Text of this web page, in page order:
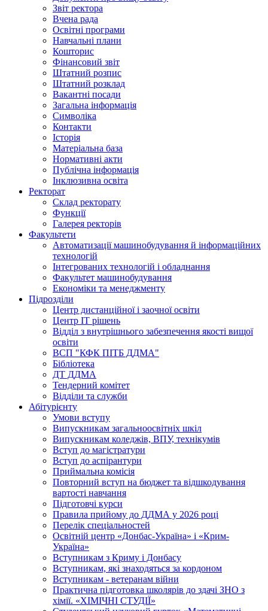
Звіт ректора
Вчена рада
Освітні програми
Навчальні плани
Кошторис
Фінансовий звіт
Штатний розпис
Штатний розклад
Вакантні посади
Загальна інформація
Символіка
Контакти
Історія
Матеріальна база
Нормативні акти
Публічна інформація
Інклюзивна освіта
Ректорат
Склад ректорату
Функції
Галерея ректорів
Факультети
Автоматизації машинобудування й інформаційних
технологій
Інтегрованих технологій і обладнання
Факультет машинобудування
Економіки та менеджменту
Підрозділи
Центр дистанційної і заочної освіти
Центр ІТ рішень
Відділ з внутрішнього забезпечення якості вищої
освіти
ВСП "КФК ПІТБ ДДМА"
Бібліотека
ДТ ДДМА
Тендерний комітет
Відділи та служби
Абітурієнту
Умови вступу
Випускникам загальноосвітніх шкіл
Випускникам коледжів, ВПУ, технікумів
Вступ до магістратури
Вступ до аспірантури
Приймальна комісія
Повторний вступ на бюджет та відшкодування
вартості навчання
Підготовчі курси
Правила прийому до ДДМА у 2026 році
Перелік спеціальностей
Освітній центр «Донбас-Україна» і «Крим-
Україна»
Вступникам з Криму і Донбасу
Вступникам, які знаходяться за кордоном
Вступникам - ветеранам війни
Практична підготовка школярів до здачі ЗНО з
хімії. «ХІМІЧНІ СТУДІЇ»